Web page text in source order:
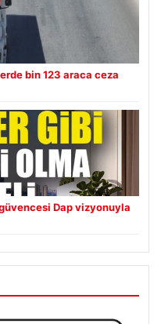
bin 123 araca ceza
güvencesi Dap vizyonuyla